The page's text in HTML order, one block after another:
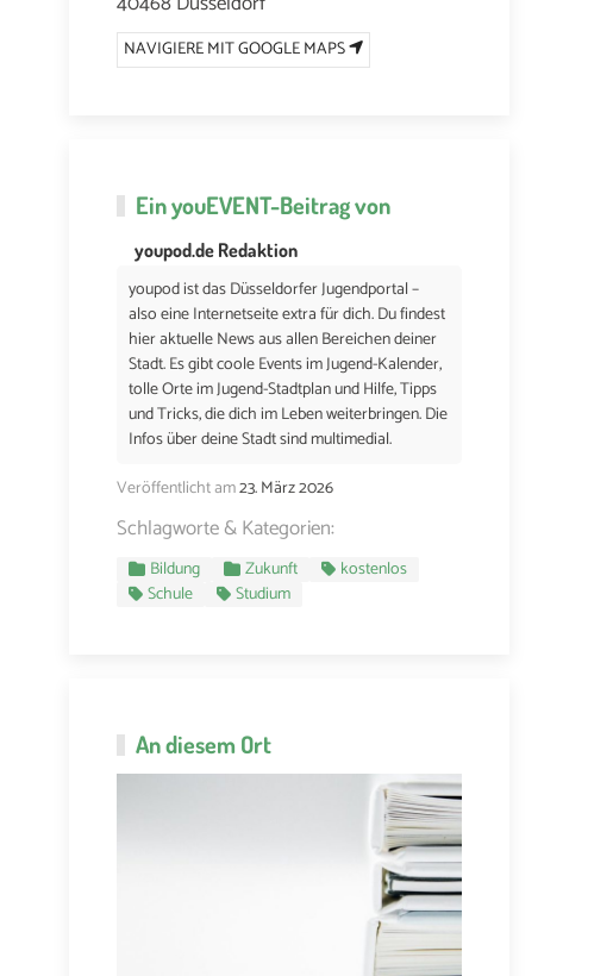
NAVIGIERE MIT GOOGLE MAPS
EinyouEVENT-Beitrag von
youpod.de Redaktion
youpod ist das Düsseldorfer Jugendportal –
also eine Internetseite extra für dich. Du findest
hier aktuelle News aus allen Bereichen deiner
Stadt. Es gibt coole Events im Jugend-Kalender,
tolle Orte im Jugend-Stadtplan und Hilfe, Tipps
und Tricks, die dich im Leben weiterbringen. Die
Infos über deine Stadt sind multimedial.
Veröffentlicht am23. März 2026
Schlagworte & Kategorien:
Bildung Zukunft
kostenlos
Schule
Studium
An diesem Ort